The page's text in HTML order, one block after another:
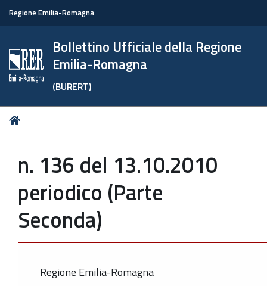
Regione Emilia-Romagna
Bollettino Ufficiale della Regione
Emilia-Romagna
(BURERT)
Tu
n. 136 del 13.10.2010
periodico (Parte
Seconda)
Regione Emilia-Romagna